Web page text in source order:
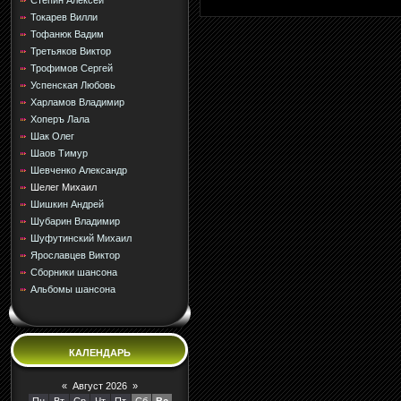
Токарев Вилли
Тофанюк Вадим
Третьяков Виктор
Трофимов Сергей
Успенская Любовь
Харламов Владимир
Хоперъ Лала
Шак Олег
Шаов Тимур
Шевченко Александр
Шелег Михаил
Шишкин Андрей
Шубарин Владимир
Шуфутинский Михаил
Ярославцев Виктор
Сборники шансона
Альбомы шансона
КАЛЕНДАРЬ
« Август 2026 »